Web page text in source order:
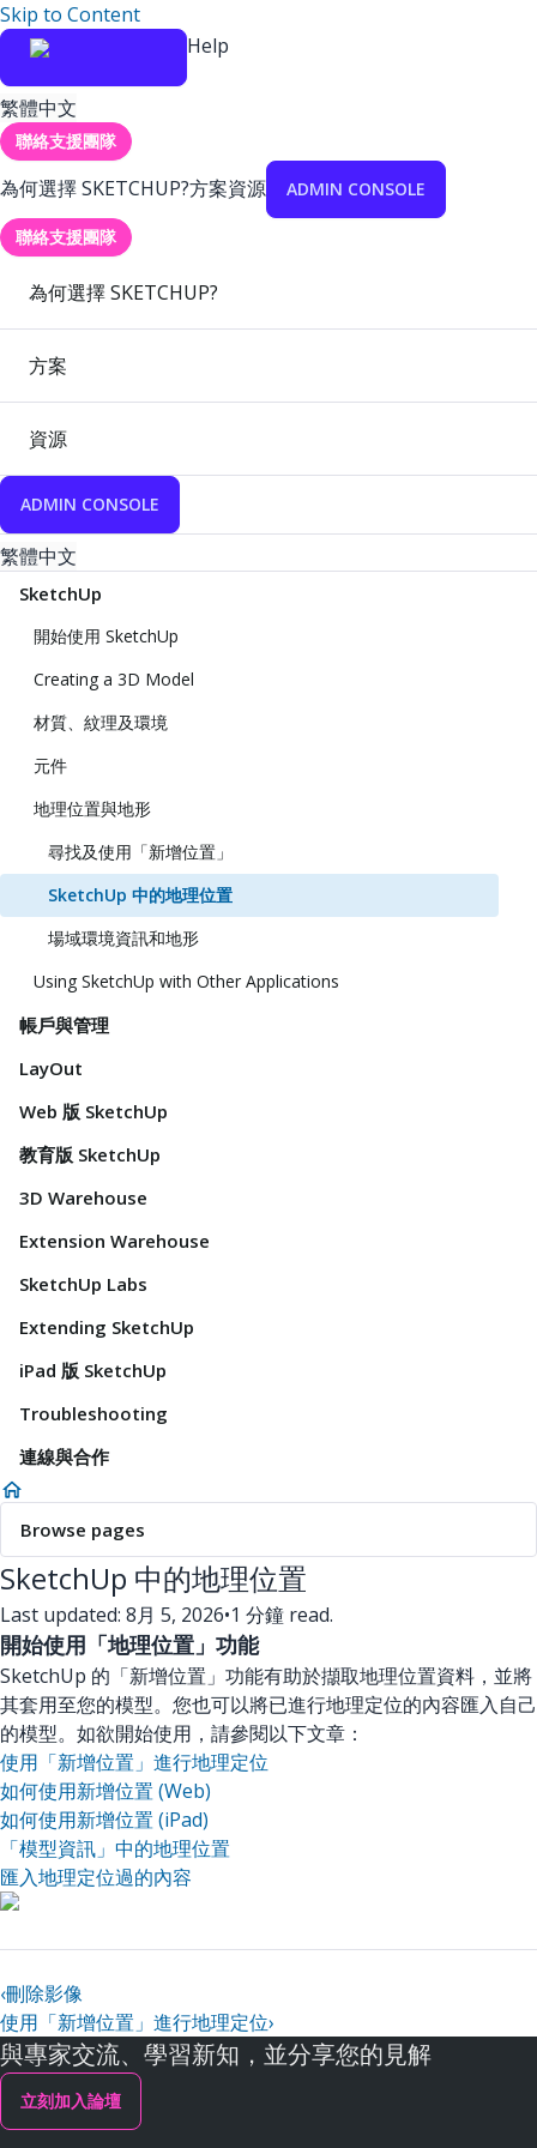
Skip to Content
Help
繁體中文
聯絡支援團隊
為何選擇 SKETCHUP?方案資源 ADMIN CONSOLE
聯絡支援團隊
為何選擇 SKETCHUP?
方案
資源
ADMIN CONSOLE
繁體中文
SketchUp
開始使用 SketchUp
Creating a 3D Model
材質、紋理及環境
元件
地理位置與地形
尋找及使用「新增位置」
SketchUp 中的地理位置
場域環境資訊和地形
Using SketchUp with Other Applications
帳戶與管理
LayOut
Web 版 SketchUp
教育版 SketchUp
3D Warehouse
Extension Warehouse
SketchUp Labs
Extending SketchUp
iPad 版 SketchUp
Troubleshooting
連線與合作
Browse pages
SketchUp 中的地理位置
Last updated: 8月 5, 2026•1 分鐘 read.
開始使用「地理位置」功能
SketchUp 的「新增位置」功能有助於擷取地理位置資料，並將
其套用至您的模型。您也可以將已進行地理定位的內容匯入自己
的模型。如欲開始使用，請參閱以下文章：
使用「新增位置」進行地理定位
如何使用新增位置 (Web)
如何使用新增位置 (iPad)
「模型資訊」中的地理位置
匯入地理定位過的內容
‹刪除影像
使用「新增位置」進行地理定位›
與專家交流、學習新知，並分享您的見解
立刻加入論壇